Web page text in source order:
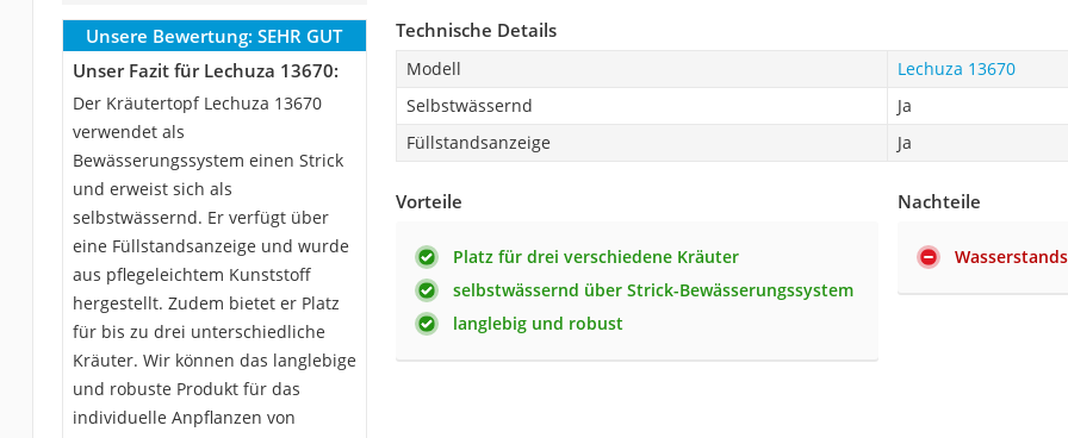
Unsere Bewertung: SEHR GUT
Unser Fazit für Lechuza 13670:
Der Kräutertopf Lechuza 13670
verwendet als
Bewässerungssystem einen Strick
und erweist sich als
selbstwässernd. Er verfügt über
eine Füllstandsanzeige und wurde
aus pflegeleichtem Kunststoff
hergestellt. Zudem bietet er Platz
für bis zu drei unterschiedliche
Kräuter. Wir können das langlebige
und robuste Produkt für das
individuelle Anpflanzen von
Technische Details
Modell
Lechuza 13670
Selbstwässernd
Ja
Füllstandsanzeige
Ja
Vorteile
Platz für drei verschiedene Kräuter
selbstwässernd über Strick-Bewässerungssystem
langlebig und robust
Nachteile